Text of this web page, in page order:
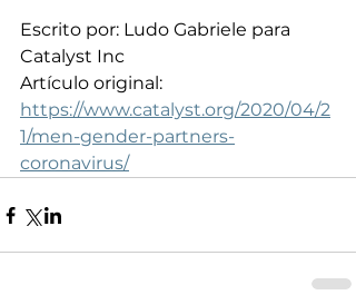
Escrito por: Ludo Gabriele para
Catalyst Inc
Artículo original:
https://www.catalyst.org/2020/04/2
1/men-gender-partners-
coronavirus/